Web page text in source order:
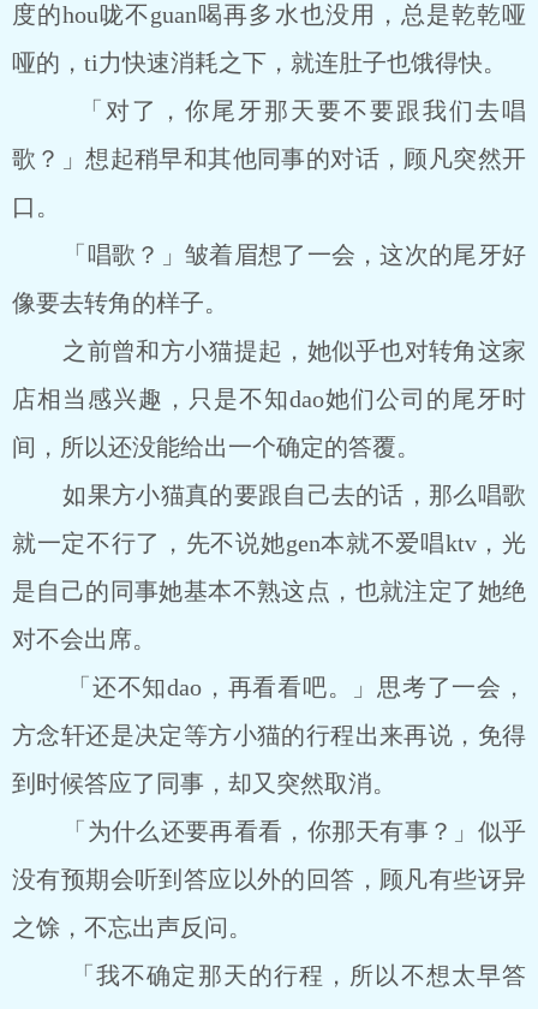
度的hou咙不guan喝再多水也没用，总是乾乾哑
哑的，ti力快速消耗之下，就连肚子也饿得快。
「对了，你尾牙那天要不要跟我们去唱
歌？」想起稍早和其他同事的对话，顾凡突然开
口。
「唱歌？」皱着眉想了一会，这次的尾牙好
像要去转角的样子。
之前曾和方小猫提起，她似乎也对转角这家
店相当感兴趣，只是不知dao她们公司的尾牙时
间，所以还没能给出一个确定的答覆。
如果方小猫真的要跟自己去的话，那么唱歌
就一定不行了，先不说她gen本就不爱唱ktv，光
是自己的同事她基本不熟这点，也就注定了她绝
对不会出席。
「还不知dao，再看看吧。」思考了一会，
方念轩还是决定等方小猫的行程出来再说，免得
到时候答应了同事，却又突然取消。
「为什么还要再看看，你那天有事？」似乎
没有预期会听到答应以外的回答，顾凡有些讶异
之馀，不忘出声反问。
「我不确定那天的行程，所以不想太早答